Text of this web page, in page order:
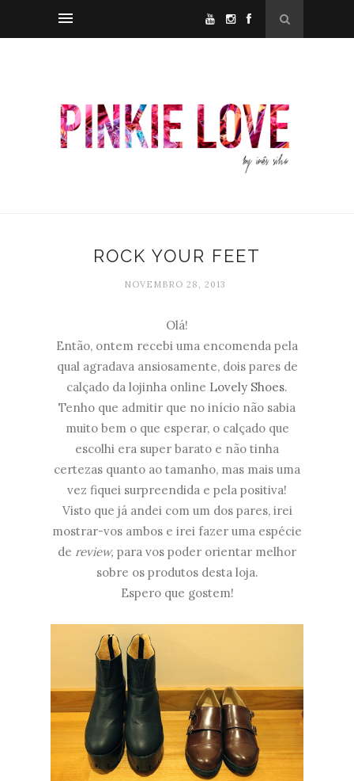
ROCK YOUR FEET
NOVEMBRO 28, 2013
Olá!
Então, ontem recebi uma encomenda pela
qual agradava ansiosamente, dois pares de
calçado da lojinha online Lovely Shoes.
Tenho que admitir que no início não sabia
muito bem o que esperar, o calçado que
escolhi era super barato e não tinha
certezas quanto ao tamanho, mas mais uma
vez fiquei surpreendida e pela positiva!
Visto que já andei com um dos pares, irei
mostrar-vos ambos e irei fazer uma espécie
de review, para vos poder orientar melhor
sobre os produtos desta loja.
Espero que gostem!